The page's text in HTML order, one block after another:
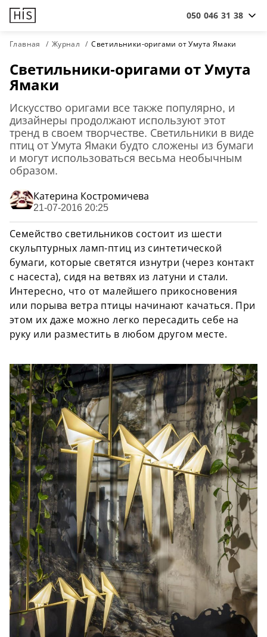
050 046 31 38
Главная Журнал Светильники-оригами от Умута Ямаки
Светильники-оригами от Умута
Ямаки
Искусство оригами все также популярно, и
дизайнеры продолжают используют этот
тренд в своем творчестве. Светильники в виде
птиц от Умута Ямаки будто сложены из бумаги
и могут использоваться весьма необычным
образом.
Катерина Костромичева
21-07-2016 20:25
Семейство светильников состоит из шести
скульптурных ламп-птиц из синтетической
бумаги, которые светятся изнутри (через контакт
с насеста), сидя на ветвях из латуни и стали.
Интересно, что от малейшего прикосновения
или порыва ветра птицы начинают качаться. При
этом их даже можно легко пересадить себе на
руку или разместить в любом другом месте.